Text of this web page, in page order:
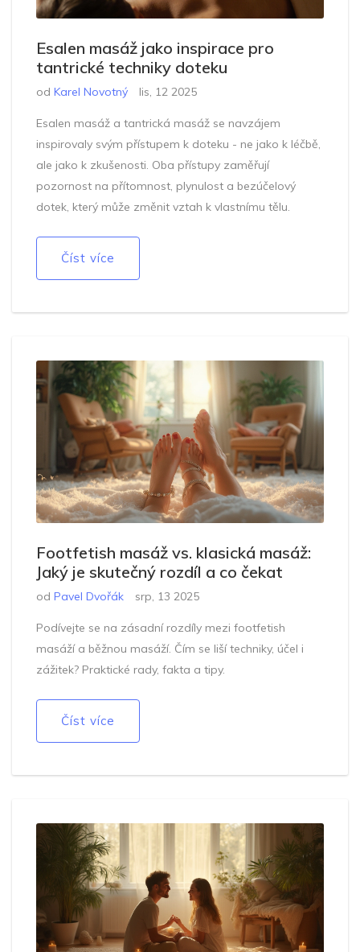
Esalen masáž jako inspirace pro
tantrické techniky doteku
od Karel Novotný lis, 12 2025
Esalen masáž a tantrická masáž se navzájem
inspirovaly svým přístupem k doteku - ne jako k léčbě,
ale jako k zkušenosti. Oba přístupy zaměřují
pozornost na přítomnost, plynulost a bezúčelový
dotek, který může změnit vztah k vlastnímu tělu.
Číst více
Footfetish masáž vs. klasická masáž:
Jaký je skutečný rozdíl a co čekat
od Pavel Dvořák srp, 13 2025
Podívejte se na zásadní rozdíly mezi footfetish
masáží a běžnou masáží. Čím se liší techniky, účel i
zážitek? Praktické rady, fakta a tipy.
Číst více